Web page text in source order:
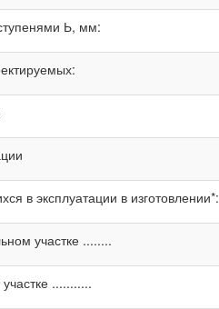
Ь, мм:
в эксплуатации в изготовлении*:
участке ........
...........